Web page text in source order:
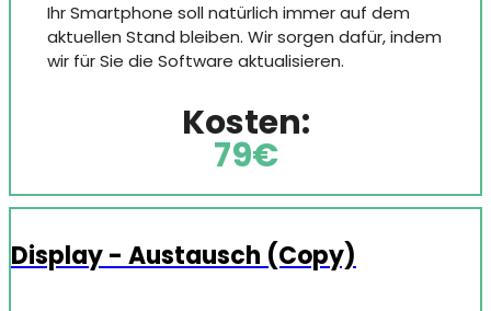
Ihr Smartphone soll natürlich immer auf dem
aktuellen Stand bleiben. Wir sorgen dafür, indem
wir für Sie die Software aktualisieren.
Kosten:
79€
Display - Austausch (Copy)